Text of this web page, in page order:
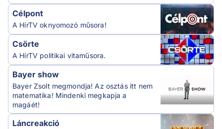
Célpont
A HírTV oknyomozó műsora!
Csörte
A HírTV politikai vitaműsora.
Bayer show
Bayer Zsolt megmondja! Az osztás itt nem
matematika! Mindenki megkapja a
magáét!
Láncreakció